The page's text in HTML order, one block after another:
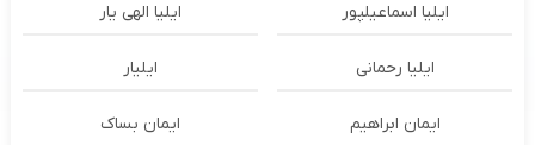
ایلیا اسماعیلپور ایلیا الهی یار
ایلیا رحمانی ایلیار
ایمان ابراهیم ایمان بساک